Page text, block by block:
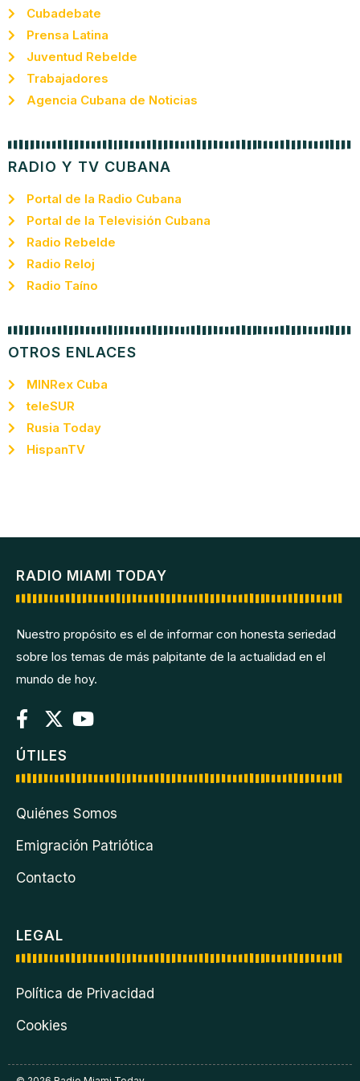
Cubadebate
Prensa Latina
Juventud Rebelde
Trabajadores
Agencia Cubana de Noticias
RADIO Y TV CUBANA
Portal de la Radio Cubana
Portal de la Televisión Cubana
Radio Rebelde
Radio Reloj
Radio Taíno
OTROS ENLACES
MINRex Cuba
teleSUR
Rusia Today
HispanTV
RADIO MIAMI TODAY
Nuestro propósito es el de informar con honesta seriedad
sobre los temas de más palpitante de la actualidad en el
mundo de hoy.
ÚTILES
Quiénes Somos
Emigración Patriótica
Contacto
LEGAL
Política de Privacidad
Cookies